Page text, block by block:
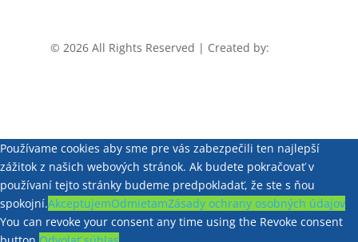
© 2026 All Rights Reserved | Created by:
Používame cookies aby sme pre vás zabezpečili ten najlepší
zážitok z našich webových stránok. Ak budete pokračovať v
používaní tejto stránky budeme predpokladať, že ste s ňou
spokojní.AkceptujemOdmietamZásady ochrany osobných údajov
You can revoke your consent any time using the Revoke consent